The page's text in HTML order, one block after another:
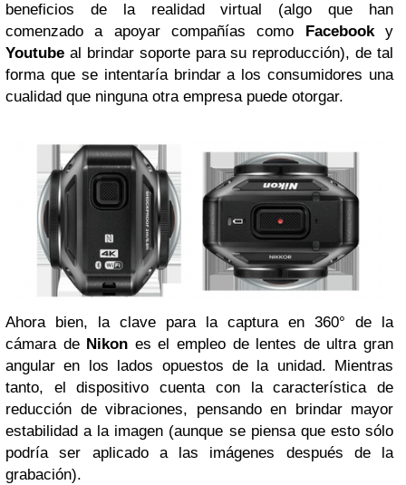
beneficios de la realidad virtual (algo que han
comenzado a apoyar compañías como
Facebooky
Youtube al brindar soporte para su reproducción), de tal
forma que se intentaría brindar a los consumidores una
cualidad que ninguna otra empresa puede otorgar.
Ahora bien, la clave para la captura en 360° de la
cámara de Nikon es el empleo de lentes de ultra gran
angular en los lados opuestos de la unidad. Mientras
tanto, el dispositivo cuenta con la característica de
reducción de vibraciones, pensando en brindar mayor
estabilidad a la imagen (aunque se piensa que esto sólo
podría ser aplicado a las imágenes después de la
grabación).